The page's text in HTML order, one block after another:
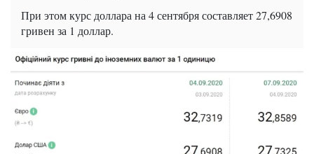
При этом курс доллара на 4 сентября составляет 27,6908
гривен за 1 доллар.